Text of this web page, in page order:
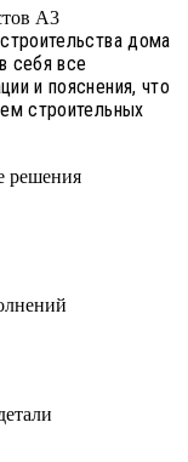
А3
дома
себя все
и пояснения, что
строительных
решения